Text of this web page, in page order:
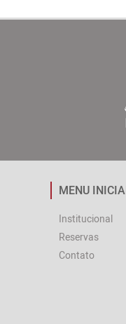
MENU
Institucional
Reservas
Contato